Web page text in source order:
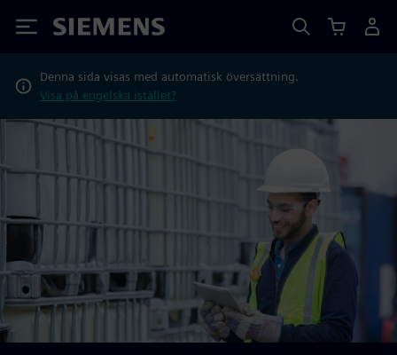
Siemens
Denna sida visas med automatisk översättning.
Visa på engelska istället?